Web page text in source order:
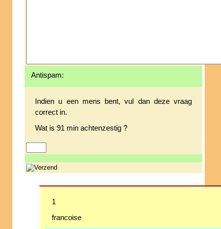
Antispam:
Indien u een mens bent, vul dan deze vraag
correct in.
Wat is 91 min achtenzestig ?
1
francoise